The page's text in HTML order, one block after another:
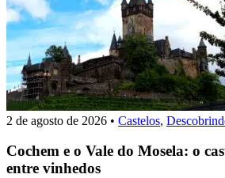
2 de agosto de 2026 • Castelos,
Cochem e o Vale do Mosela: o
entre vinhedos